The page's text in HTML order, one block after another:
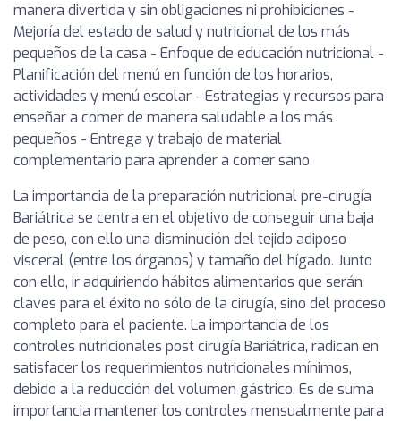
manera divertida y sin obligaciones ni prohibiciones -
Mejoría del estado de salud y nutricional de los más
pequeños de la casa - Enfoque de educación nutricional -
Planificación del menú en función de los horarios,
actividades y menú escolar - Estrategias y recursos para
enseñar a comer de manera saludable a los más
pequeños - Entrega y trabajo de material
complementario para aprender a comer sano
La importancia de la preparación nutricional pre-cirugía
Bariátrica se centra en el objetivo de conseguir una baja
de peso, con ello una disminución del tejido adiposo
visceral (entre los órganos) y tamaño del hígado. Junto
con ello, ir adquiriendo hábitos alimentarios que serán
claves para el éxito no sólo de la cirugía, sino del proceso
completo para el paciente. La importancia de los
controles nutricionales post cirugía Bariátrica, radican en
satisfacer los requerimientos nutricionales mínimos,
debido a la reducción del volumen gástrico. Es de suma
importancia mantener los controles mensualmente para